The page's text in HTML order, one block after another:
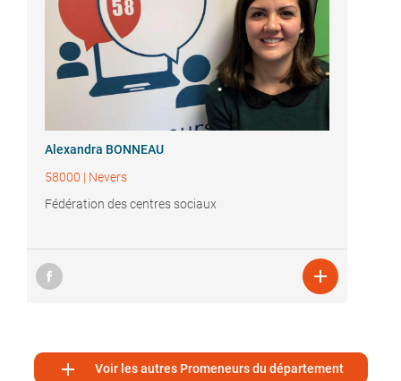
Alexandra BONNEAU
58000 | Nevers
Fédération des centres sociaux

 Voir les autres Promeneurs du département